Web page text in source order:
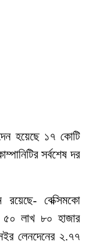
হয়েছে ১৭ কোটি
সর্বশেষ দর
রয়েছে- বেক্সিমকো
৫০ লাখ ৮০ হাজার
লেনদেনের ২.৭৭